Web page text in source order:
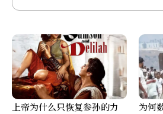
上帝为什么只恢复参孙的力
为何